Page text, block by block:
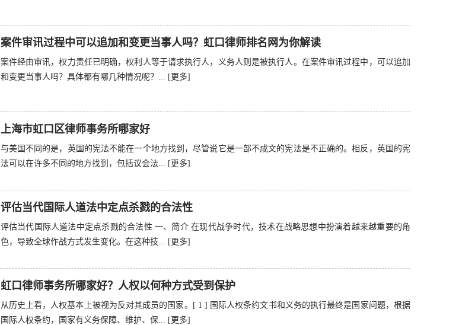
案件审讯过程中可以追加和变更当事人吗？虹口律师排名网为你解读
案件经由审讯，权力责任已明确，权利人等于请求执行人，义务人则是被执行人。在案件审讯过程中，可以追加
和变更当事人吗？具体都有哪几种情况呢？... [更多]
上海市虹口区律师事务所哪家好
与美国不同的是，英国的宪法不能在一个地方找到，尽管说它是一部不成文的宪法是不正确的。相反，英国的宪
法可以在许多不同的地方找到，包括议会法... [更多]
评估当代国际人道法中定点杀戮的合法性
评估当代国际人道法中定点杀戮的合法性 一、简介 在现代战争时代，技术在战略思想中扮演着越来越重要的角
色，导致全球作战方式发生变化。在这种技... [更多]
虹口律师事务所哪家好？人权以何种方式受到保护
从历史上看，人权基本上被视为反对其成员的国家。[ 1 ] 国际人权条约文书和义务的执行最终是国家问题，根据
国际人权条约，国家有义务保障、维护、保... [更多]